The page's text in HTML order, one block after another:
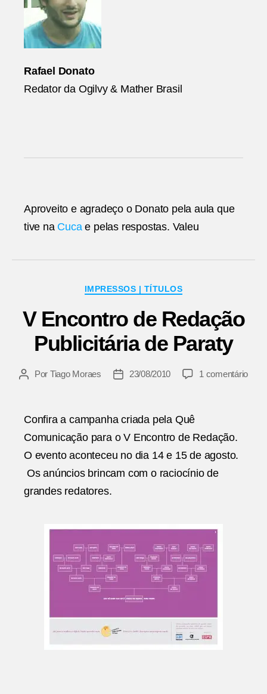
Rafael Donato
Redator da Ogilvy & Mather Brasil
Aproveito e agradeço o Donato pela aula que
tive na Cucae pelas respostas. Valeu
Categorias
IMPRESSOS | TÍTULOS
V Encontro de Redação
Publicitária de Paraty
Autor
Por Tiago Moraes
Data23/08/2010 1 comentárioem
Confira a campanha criada pela Quê
Comunicação para o V Encontro de Redação.
O evento aconteceu no dia 14 e 15 de agosto.
Os anúncios brincam com o raciocínio de
grandes redatores.